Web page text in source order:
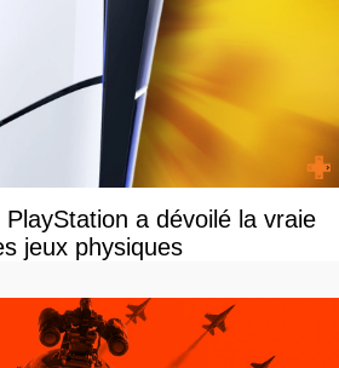
a dévoilé la vraie
jeux physiques